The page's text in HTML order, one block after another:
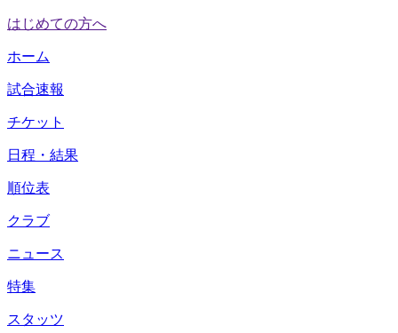
はじめての方へ
ホーム
試合速報
チケット
日程・結果
順位表
クラブ
ニュース
特集
スタッツ